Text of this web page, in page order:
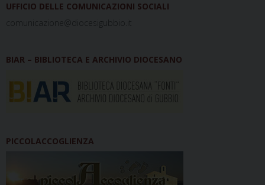
UFFICIO DELLE COMUNICAZIONI SOCIALI
comunicazione@diocesigubbio.it
BIAR – BIBLIOTECA E ARCHIVIO DIOCESANO
PICCOLACCOGLIENZA